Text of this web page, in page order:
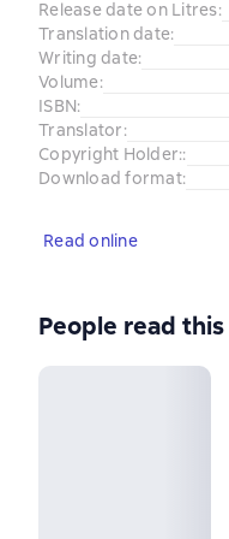
Release date on Litres:
Translation date:
Writing date:
Volume:
ISBN:
Translator:
Copyright Holder::
Download format:
Read online
People read